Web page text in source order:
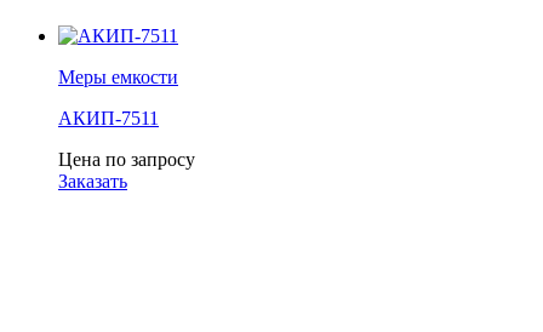
Меры емкости
АКИП-7511
Цена по запросу
Заказать